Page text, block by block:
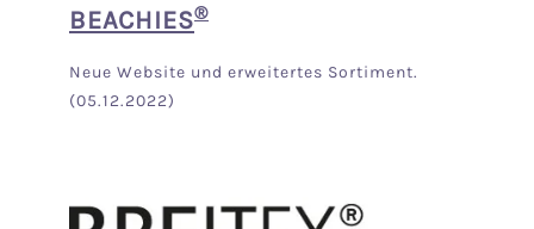
BEACHIES®
Neue Website und erweitertes Sortiment.
(05.12.2022)